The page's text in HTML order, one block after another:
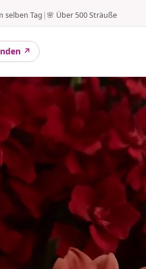
selben Tag |🌸 Über 500 Sträuße
↗